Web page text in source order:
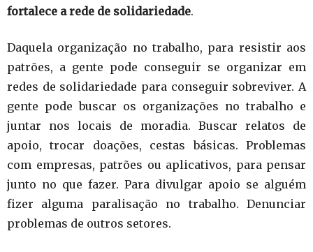
fortalece a rede de solidariedade.
Daquela organização no trabalho, para resistir aos
patrões, a gente pode conseguir se organizar em
redes de solidariedade para conseguir sobreviver. A
gente pode buscar os organizações no trabalho e
juntar nos locais de moradia. Buscar relatos de
apoio, trocar doações, cestas básicas. Problemas
com empresas, patrões ou aplicativos, para pensar
junto no que fazer. Para divulgar apoio se alguém
fizer alguma paralisação no trabalho. Denunciar
problemas de outros setores.